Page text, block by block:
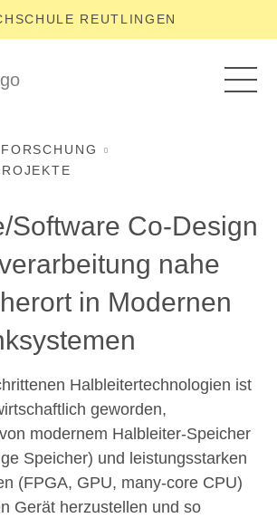
REUTLINGEN
FORSCHUNG
Software Co-Design
nahe
in Modernen
Halbleitertechnologien ist
geworden,
modernem Halbleiter-Speicher
Speicher) und leistungsstarken
(FPGA, GPU, many-core CPU)
Gerät herzustellen und so